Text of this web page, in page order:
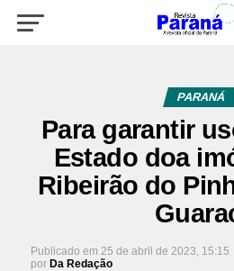
PARANÁ
Para garantir
Estado doa
Ribeirão do
Publicado em 25 de abril de 2023, 15:15
por Da Redação